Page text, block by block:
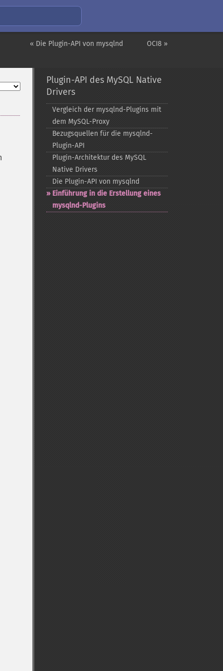
OCI8 »
« Die Plugin-API von mysqlnd
Plugin-API des MySQL Native
Drivers
Vergleich der mysqlnd-​Plugins mit
dem MySQL-​Proxy
Bezugsquellen für die mysqlnd-​
Plugin-​API
Plugin-​Architektur des MySQL
Native Drivers
Die Plugin-​API von mysqlnd
Einführung in die Erstellung eines
mysqlnd-​Plugins